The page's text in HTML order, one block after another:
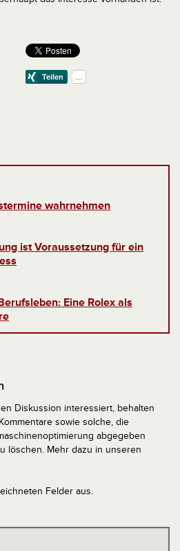
wahrnehmen
ist Voraussetzung für ein
Eine Rolex als
Diskussion interessiert, behalten
sowie solche, die
abgegeben
löschen. Mehr dazu in unseren
Felder aus.